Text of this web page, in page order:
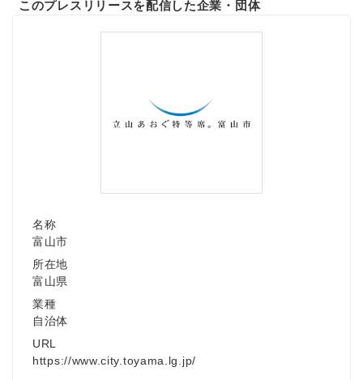
このプレスリリースを配信した企業・団体
名称
富山市
所在地
富山県
業種
自治体
URL
https://www.city.toyama.lg.jp/